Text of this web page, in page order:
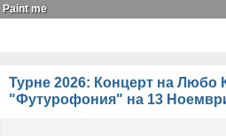
Paint me
Турне 2026: Концерт на Любо
"Футурофония" на 13